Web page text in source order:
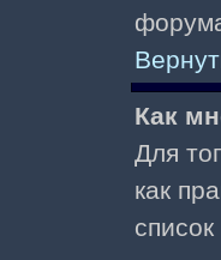
Как
Для
как